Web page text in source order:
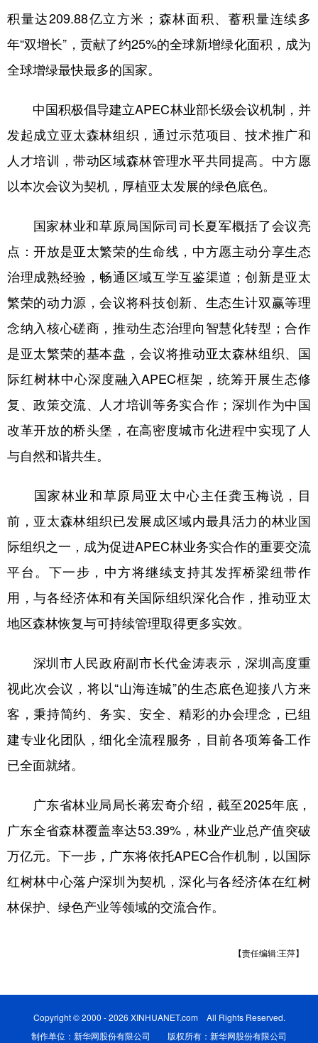
积量达209.88亿立方米；森林面积、蓄积量连续多
年“双增长”，贡献了约25%的全球新增绿化面积，成为
全球增绿最快最多的国家。
中国积极倡导建立APEC林业部长级会议机制，并
发起成立亚太森林组织，通过示范项目、技术推广和
人才培训，带动区域森林管理水平共同提高。中方愿
以本次会议为契机，厚植亚太发展的绿色底色。
国家林业和草原局国际司司长夏军概括了会议亮
点：开放是亚太繁荣的生命线，中方愿主动分享生态
治理成熟经验，畅通区域互学互鉴渠道；创新是亚太
繁荣的动力源，会议将科技创新、生态生计双赢等理
念纳入核心磋商，推动生态治理向智慧化转型；合作
是亚太繁荣的基本盘，会议将推动亚太森林组织、国
际红树林中心深度融入APEC框架，统筹开展生态修
复、政策交流、人才培训等务实合作；深圳作为中国
改革开放的桥头堡，在高密度城市化进程中实现了人
与自然和谐共生。
国家林业和草原局亚太中心主任龚玉梅说，目
前，亚太森林组织已发展成区域内最具活力的林业国
际组织之一，成为促进APEC林业务实合作的重要交流
平台。下一步，中方将继续支持其发挥桥梁纽带作
用，与各经济体和有关国际组织深化合作，推动亚太
地区森林恢复与可持续管理取得更多实效。
深圳市人民政府副市长代金涛表示，深圳高度重
视此次会议，将以“山海连城”的生态底色迎接八方来
客，秉持简约、务实、安全、精彩的办会理念，已组
建专业化团队，细化全流程服务，目前各项筹备工作
已全面就绪。
广东省林业局局长蒋宏奇介绍，截至2025年底，
广东全省森林覆盖率达53.39%，林业产业总产值突破
万亿元。下一步，广东将依托APEC合作机制，以国际
红树林中心落户深圳为契机，深化与各经济体在红树
林保护、绿色产业等领域的交流合作。
【责任编辑:王萍】
Copyright © 2000 - 2026 XINHUANET.com All Rights Reserved.
制作单位：新华网股份有限公司 版权所有：新华网股份有限公司